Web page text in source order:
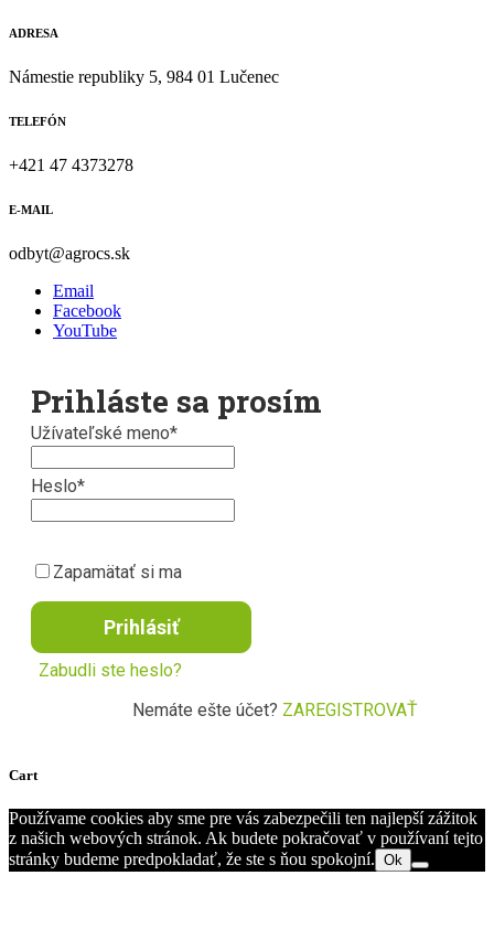
ADRESA
Námestie republiky 5, 984 01 Lučenec
TELEFÓN
+421 47 4373278
E-MAIL
odbyt@agrocs.sk
Email
Facebook
YouTube
Prihláste sa prosím
*
Užívateľské meno
*
Heslo
Zapamätať si ma
Prihlásiť
Zabudli ste heslo?
Nemáte ešte účet? ZAREGISTROVAŤ
Cart
Používame cookies aby sme pre vás zabezpečili ten najlepší zážitok
z našich webových stránok. Ak budete pokračovať v používaní tejto
stránky budeme predpokladať, že ste s ňou spokojní. Ok